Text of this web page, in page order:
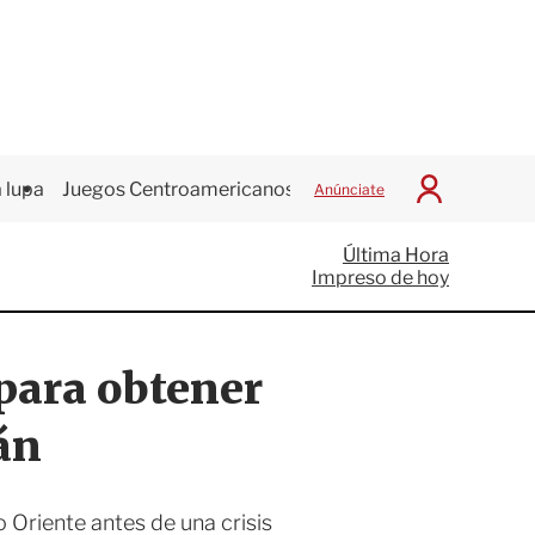
lupa Juegos Centroamericanos Anúnciate
I
c
i
a
Última Hora
Impreso de hoy
obtener
Oriente antes de una crisis